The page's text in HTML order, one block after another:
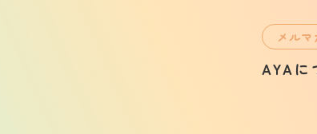
メル
AYAに